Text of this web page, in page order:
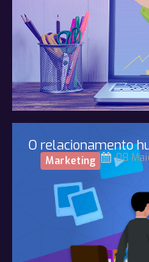
O relacionamento
Marketing 08